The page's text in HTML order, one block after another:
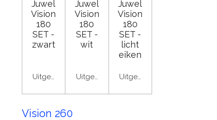
Juwel
Vision
180
SET -
zwart
Uitgeschakeld
Juwel
Vision
180
SET -
wit
Uitgeschakeld
Juwel
Vision
180
SET -
licht
eiken
Uitgeschakeld
Vision 260